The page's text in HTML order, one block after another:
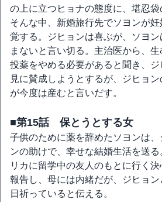
の上に立つヒョナの態度に、堪忍袋
そんな中、新婚旅行先でソヨンが
覚する。ジヒョンは喜ぶが、ソヨ
まないと言い切る。主治医から、
投薬をやめる必要があると聞き、
見に賛成しようとするが、ジヒョ
が今度は産むと言いだす。
■第15話 保とうとする女
子供のために薬を辞めたソヨンは
ンの助けで、幸せな結婚生活を送
リカに留学中の友人のもとに行く
報告し、母には内緒だが、ジヒョ
日祈っていると伝える。